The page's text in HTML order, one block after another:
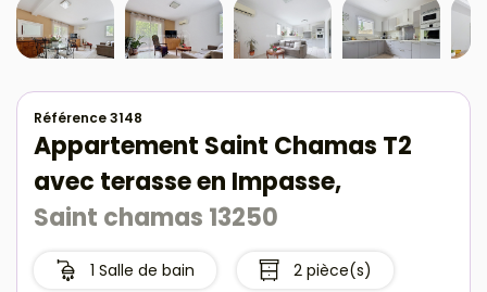
Référence 3148
Appartement Saint Chamas T2
avec terasse en Impasse,
Saint chamas 13250
1 Salle de bain 2 pièce(s)